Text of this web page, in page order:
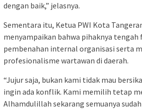
dengan baik,” jelasnya.
Sementara itu, Ketua PWI Kota
menyampaikan bahwa pihaknya tengah
pembenahan internal organisasi serta
profesionalisme wartawan di daerah.
“Jujur saja, bukan kami tidak mau
ingin ada konflik. Kami memilih tetap
Alhamdulillah sekarang semuanya